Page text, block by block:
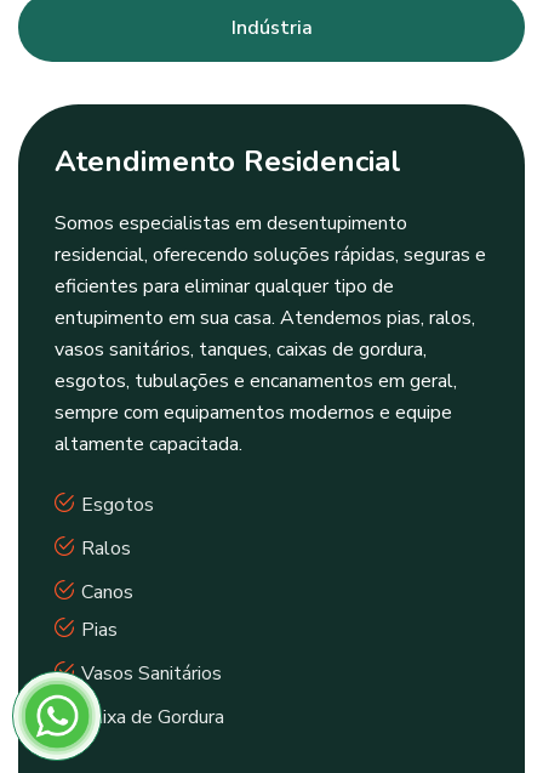
Indústria
Atendimento Residencial
Somos especialistas em desentupimento
residencial, oferecendo soluções rápidas, seguras e
eficientes para eliminar qualquer tipo de
entupimento em sua casa. Atendemos pias, ralos,
vasos sanitários, tanques, caixas de gordura,
esgotos, tubulações e encanamentos em geral,
sempre com equipamentos modernos e equipe
altamente capacitada.
Esgotos
Ralos
Canos
Pias
Vasos Sanitários
Caixa de Gordura